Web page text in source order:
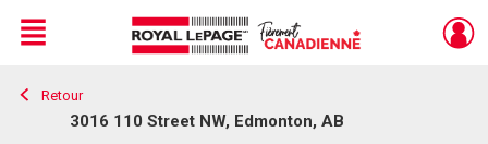
Live
En Direct
Menu
Retour
3016 110 Street NW, Edmonton, AB